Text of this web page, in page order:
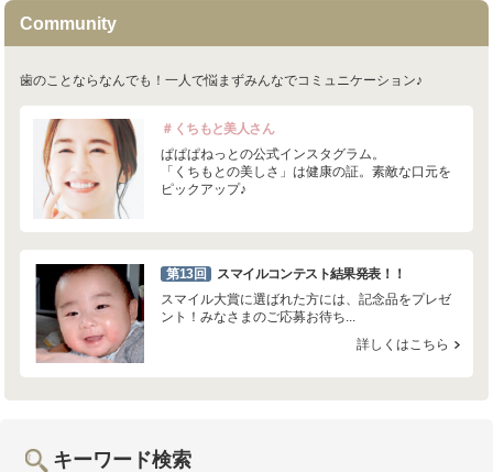
Community
歯のことならなんでも！一人で悩まずみんなでコミュニケーション♪
＃くちもと美人さん
ぱぱぱねっとの公式インスタグラム。
「くちもとの美しさ」は健康の証。素敵な口元を
ピックアップ♪
第13回
スマイルコンテスト結果発表！！
スマイル大賞に選ばれた方には、記念品をプレゼ
ント！みなさまのご応募お待ち...
詳しくはこちら
キーワード検索